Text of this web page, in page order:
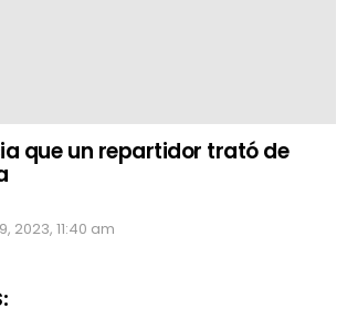
que un repartidor trató de
2023, 11:40 am